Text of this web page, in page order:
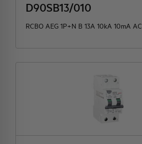
D90SB13/010
RCBO AEG 1P+N B 13A 10kA 10mA AC